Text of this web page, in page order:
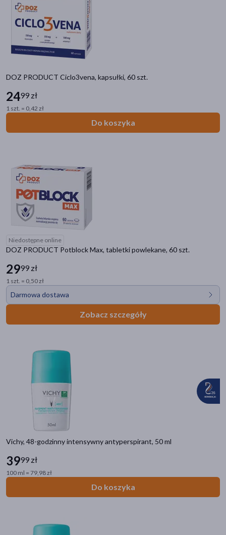
DOZ PRODUCT Ciclo3vena, kapsułki, 60 szt.
2499 zł
1 szt. = 0,42 zł
Do koszyka
Niedostępne online
DOZ PRODUCT Potblock Max, tabletki powlekane, 60 szt.
2999 zł
1 szt. = 0,50 zł
Darmowa dostawa
Zobacz szczegóły
Vichy, 48-godzinny intensywny antyperspirant, 50 ml
3999 zł
100 ml = 79,98 zł
Do koszyka